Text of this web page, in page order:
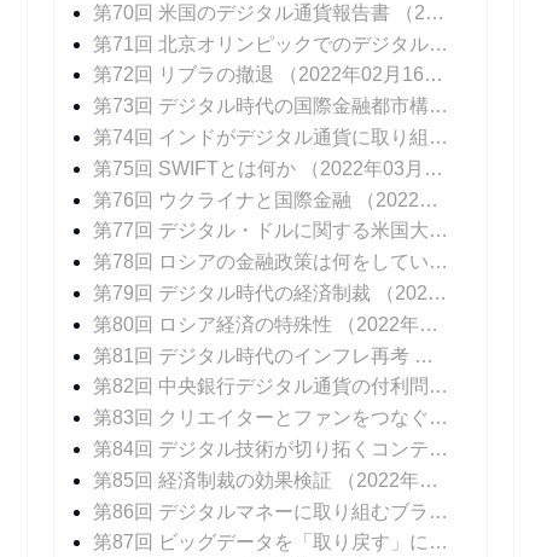
第70回 米国のデジタル通貨報告書
（2022年02月02日 掲載）
第71回 北京オリンピックでのデジタル通貨
第72回 リブラの撤退
（2022年02月16日 掲載）
第73回 デジタル時代の国際金融都市構想
第74回 インドがデジタル通貨に取り組む意図
第75回 SWIFTとは何か
（2022年03月09日 掲載）
第76回 ウクライナと国際金融
（2022年03月16日 掲載）
第77回 デジタル・ドルに関する米国大統領令
第78回 ロシアの金融政策は何をしているのか
第79回 デジタル時代の経済制裁
（2022年04月06日 掲載）
第80回 ロシア経済の特殊性
（2022年04月13日 掲載）
第81回 デジタル時代のインフレ再考
（2022年04
第82回 中央銀行デジタル通貨の付利問題
第83回 クリエイターとファンをつなぐデジタル技術
第84回 デジタル技術が切り拓くコンテンツ産業の未来
第85回 経済制裁の効果検証
（2022年06月15日 掲載）
第86回 デジタルマネーに取り組むブラジル
第87回 ビッグデータを「取り戻す」には